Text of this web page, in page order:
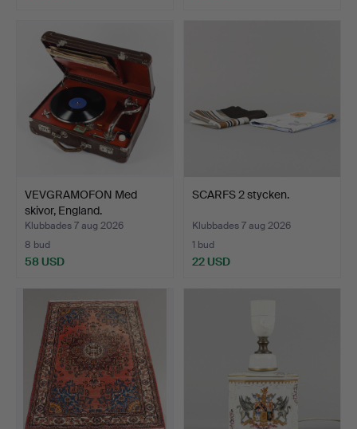
VEVGRAMOFON Med
skivor, England.
Klubbades 7 aug 2026
8 bud
58 USD
SCARFS 2 stycken.
Klubbades 7 aug 2026
1 bud
22 USD